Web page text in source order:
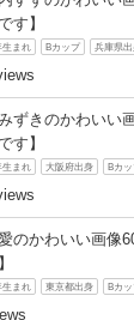
す】
生まれ Bカップ 兵庫県出
ずきのかわいい
す】
生まれ 大阪府出身 Bカ
のかわいい画像
生まれ 東京都出身 Bカ